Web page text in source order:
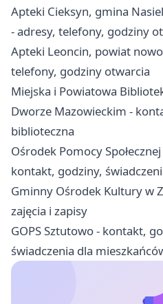
Apteki Cieksyn, gmina
- adresy, telefony, godziny
Apteki Leoncin, powiat
telefony, godziny otwarcia
Miejska i Powiatowa
Dworze Mazowieckim -
biblioteczna
Ośrodek Pomocy
kontakt, godziny,
Gminny Ośrodek Kultury w
zajęcia i zapisy
GOPS Sztutowo - kontakt,
świadczenia dla